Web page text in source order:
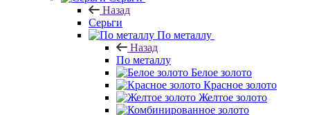
Назад
Серьги
По металлу
Назад
По металлу
Белое золото
Красное золото
Желтое золото